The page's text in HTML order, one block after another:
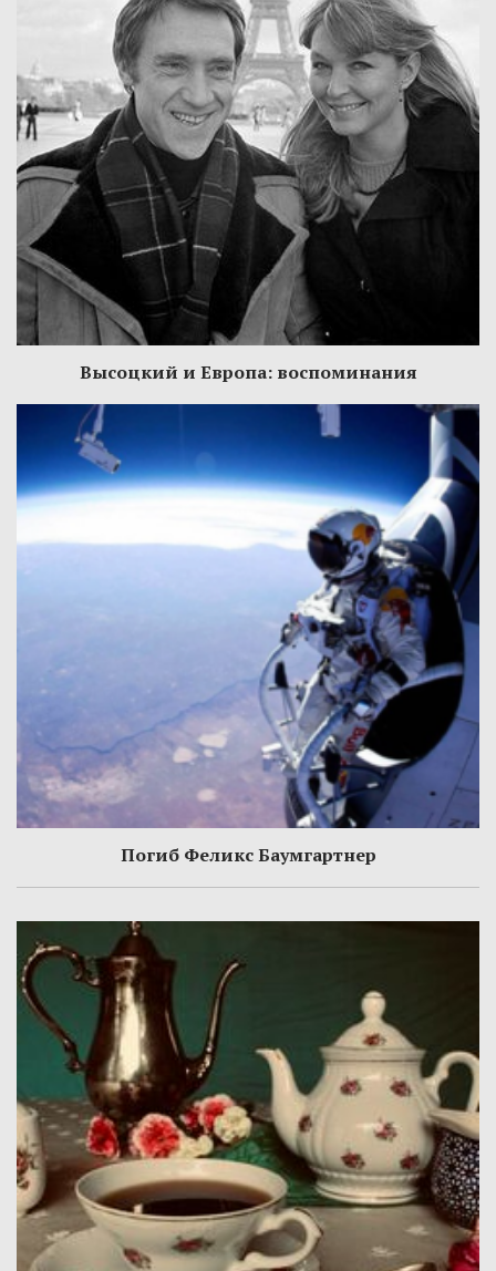
Высоцкий и Европа: воспоминания
Погиб Феликс Баумгартнер